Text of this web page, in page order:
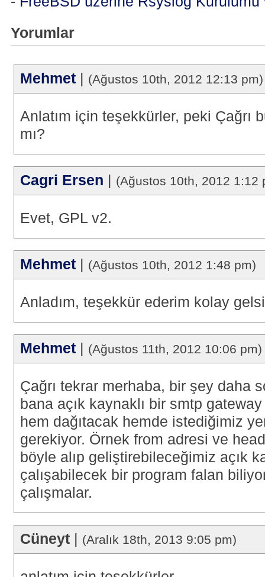
Yorumlar
Mehmet (Ağustos 10th, 2012 12:13 pm)
Anlatım için teşekkürler, peki Çağrı
mı?
Cagri Ersen (Ağustos 10th, 2012 1:12
Evet, GPL v2.
Mehmet (Ağustos 10th, 2012 1:48 pm)
Anladım, teşekkür ederim kolay
Mehmet (Ağustos 11th, 2012 10:06 pm)
Çağrı tekrar merhaba, bir şey daha
bana açık kaynaklı bir smtp
hem dağıtacak hemde istediğimiz
gerekiyor. Örnek from adresi ve
böyle alıp geliştirebileceğimiz açık
çalışabilecek bir program falan
çalışmalar.
Cüneyt (Aralık 18th, 2013 9:05 pm)